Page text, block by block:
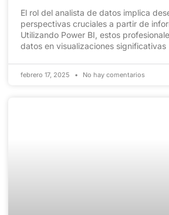
El rol del analista de datos implica
perspectivas cruciales a partir de
Utilizando Power BI, estos
datos en visualizaciones significativas
febrero 17, 2025 No hay comentarios